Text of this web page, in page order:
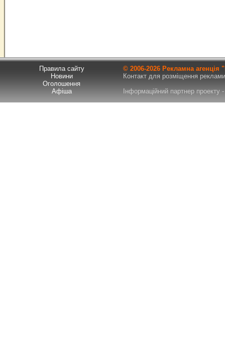
Правила сайту
Новини
Оголошення
Афіша
© 2006-2026 Рекламна
Контакт для розміщення
Інформаційний партнер проекту